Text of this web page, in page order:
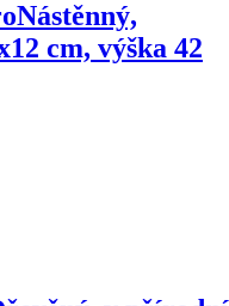
Nástěnný,
cm, výška 42